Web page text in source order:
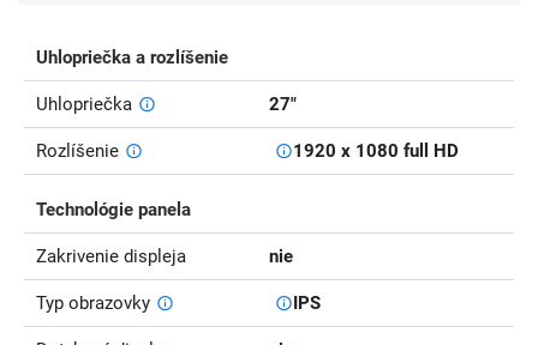
Uhlopriečka a rozlíšenie
Uhlopriečka 27"
Rozlíšenie 1920 x 1080 full HD
Technológie panela
Zakrivenie displeja nie
Typ obrazovky IPS